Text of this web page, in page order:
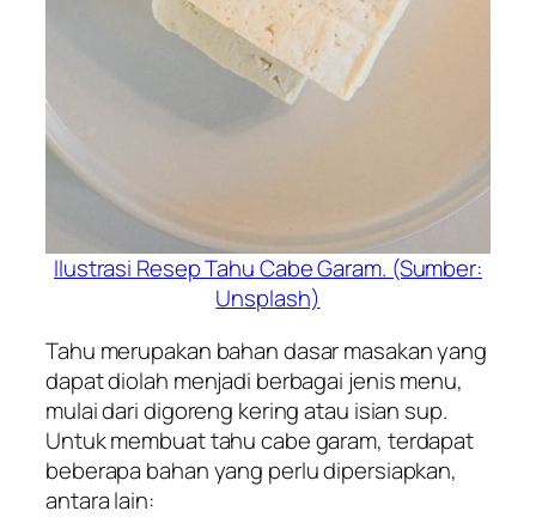
Ilustrasi Resep Tahu Cabe Garam. (Sumber:
Unsplash)
Tahu merupakan bahan dasar masakan yang
dapat diolah menjadi berbagai jenis menu,
mulai dari digoreng kering atau isian sup.
Untuk membuat tahu cabe garam, terdapat
beberapa bahan yang perlu dipersiapkan,
antara lain: